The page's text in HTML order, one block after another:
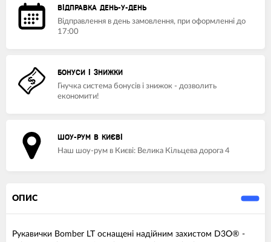
ВІДПРАВКА ДЕНЬ-У-ДЕНЬ
Відправлення в день замовлення, при оформленні до
17:00
БОНУСИ І ЗНИЖКИ
Гнучка система бонусів і знижок - дозволить
економити!
ШОУ-РУМ В КИЄВІ
Наш шоу-рум в Києві: Велика Кільцева дорога 4
ОПИС
Рукавички Bomber LT оснащені надійним захистом D3O® -